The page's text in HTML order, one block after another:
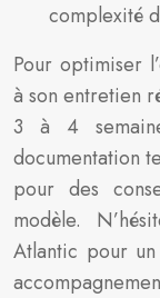
complexité
Pour optimiser
à son entretien
3 à 4
documentation
pour des
modèle.
Atlantic pour